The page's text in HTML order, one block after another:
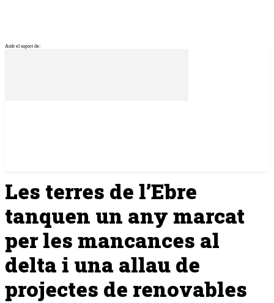
Amb el suport de:
Les terres de l’Ebre
tanquen un any marcat
per les mancances al
delta i una allau de
projectes de renovables